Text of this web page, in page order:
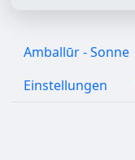
Amballūr - Sonne
Einstellungen